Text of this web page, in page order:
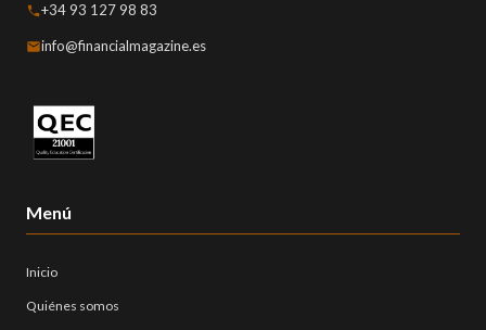
+34 93 127 98 83
info@financialmagazine.es
Menú
Inicio
Quiénes somos